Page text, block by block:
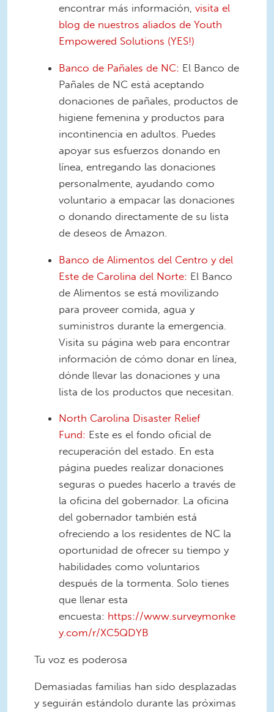
encontrar más información, visita el
blog de nuestros aliados de Youth
Empowered Solutions (YES!)
Banco de Pañales de NC: El Banco de
Pañales de NC está aceptando
donaciones de pañales, productos de
higiene femenina y productos para
incontinencia en adultos. Puedes
apoyar sus esfuerzos donando en
línea, entregando las donaciones
personalmente, ayudando como
voluntario a empacar las donaciones
o donando directamente de su lista
de deseos de Amazon.
Banco de Alimentos del Centro y del
Este de Carolina del Norte: El Banco
de Alimentos se está movilizando
para proveer comida, agua y
suministros durante la emergencia.
Visita su página web para encontrar
información de cómo donar en línea,
dónde llevar las donaciones y una
lista de los productos que necesitan.
North Carolina Disaster Relief
Fund: Este es el fondo oficial de
recuperación del estado. En esta
página puedes realizar donaciones
seguras o puedes hacerlo a través de
la oficina del gobernador. La oficina
del gobernador también está
ofreciendo a los residentes de NC la
oportunidad de ofrecer su tiempo y
habilidades como voluntarios
después de la tormenta. Solo tienes
que llenar esta
encuesta: https://www.surveymonke
y.com/r/XC5QDYB
Tu voz es poderosa
Demasiadas familias han sido desplazadas
y seguirán estándolo durante las próximas